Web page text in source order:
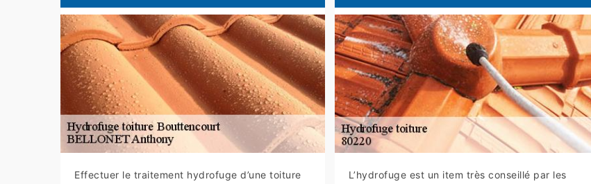
Effectuer le traitement hydrofuge d’une toiture
L’hydrofuge est un item très conseillé par les